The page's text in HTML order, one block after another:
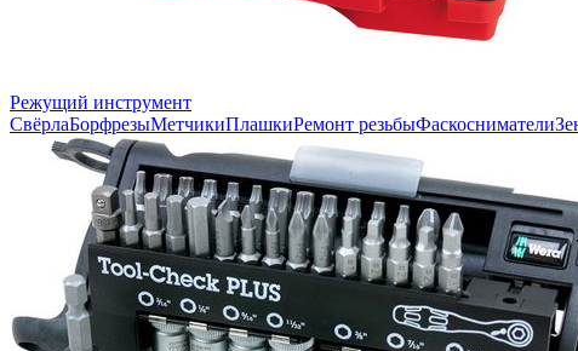
Режущий инструмент
СвёрлаБорфрезыМетчикиПлашкиРемонт резьбыФаскосниматели